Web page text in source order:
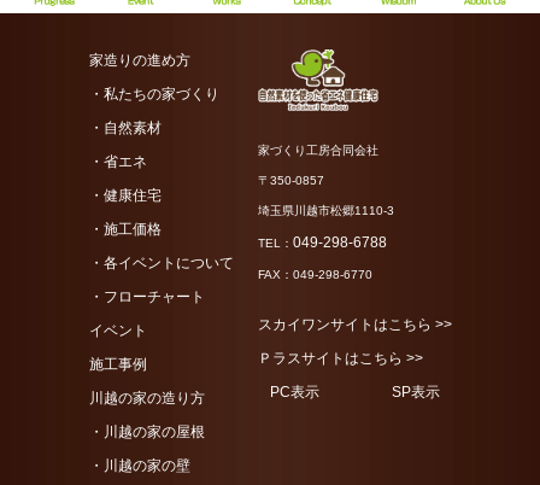
家造りの進め方
・私たちの家づくり
・自然素材
・省エネ
・健康住宅
・施工価格
・各イベントについて
・フローチャート
イベント
施工事例
川越の家の造り方
・川越の家の屋根
・川越の家の壁
家づくり工房合同会社
〒350-0857
埼玉県川越市松郷1110-3
TEL： 049-298-6788
FAX：049-298-6770
スカイワンサイトはこちら >>
Ｐラスサイトはこちら >>
PC表示
SP表示